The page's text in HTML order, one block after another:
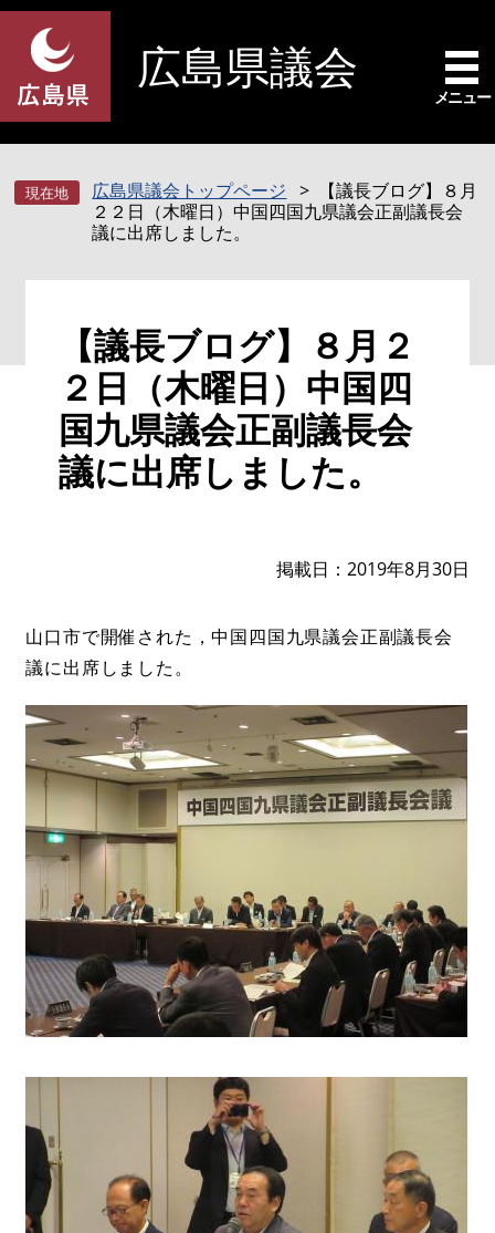
ペ
先
頭
す
メ
を
飛
し
広島県議会
メニュー
広島県議会トップページ
【議長ブログ】８月
２２日（木曜日）中国四国九県議会正副議長会
議に出席しました。
【議長ブログ】８月２
２日（木曜日）中国四
国九県議会正副議長会
議に出席しました。
掲載日 2019年8月30日
山口市で開催された，中国四国九県議会正副議長会
議に出席しました。